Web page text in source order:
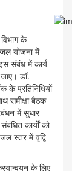
के
योजना में
संबंध में कार्य
डॉ.
के प्रतिनिधियों
समीक्षा बैठक
में सुधार
कार्याें को
स्तर में वृद्वि
के लिए